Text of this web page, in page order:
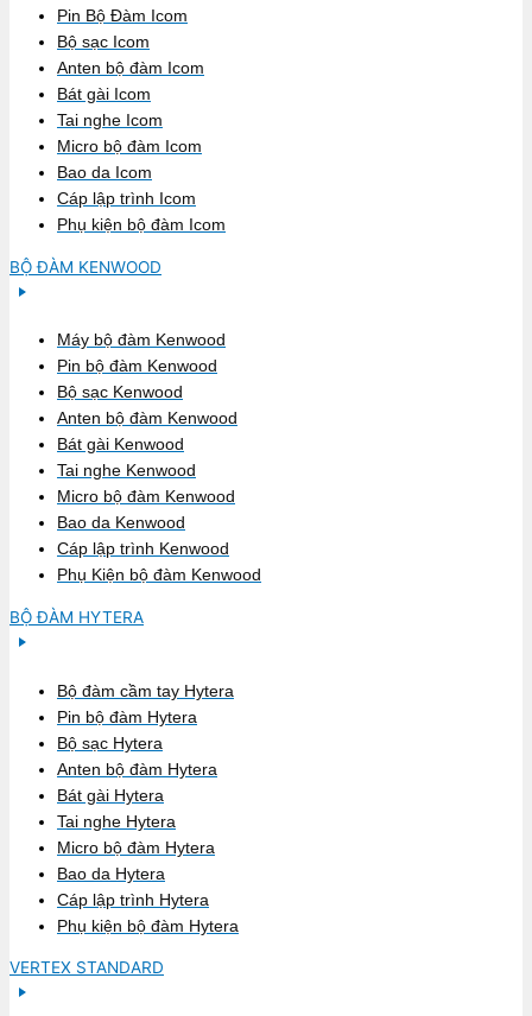
Pin Bộ Đàm Icom
Bộ sạc Icom
Anten bộ đàm Icom
Bát gài Icom
Tai nghe Icom
Micro bộ đàm Icom
Bao da Icom
Cáp lập trình Icom
Phụ kiện bộ đàm Icom
BỘ ĐÀM KENWOOD
Máy bộ đàm Kenwood
Pin bộ đàm Kenwood
Bộ sạc Kenwood
Anten bộ đàm Kenwood
Bát gài Kenwood
Tai nghe Kenwood
Micro bộ đàm Kenwood
Bao da Kenwood
Cáp lập trình Kenwood
Phụ Kiện bộ đàm Kenwood
BỘ ĐÀM HYTERA
Bộ đàm cầm tay Hytera
Pin bộ đàm Hytera
Bộ sạc Hytera
Anten bộ đàm Hytera
Bát gài Hytera
Tai nghe Hytera
Micro bộ đàm Hytera
Bao da Hytera
Cáp lập trình Hytera
Phụ kiện bộ đàm Hytera
VERTEX STANDARD